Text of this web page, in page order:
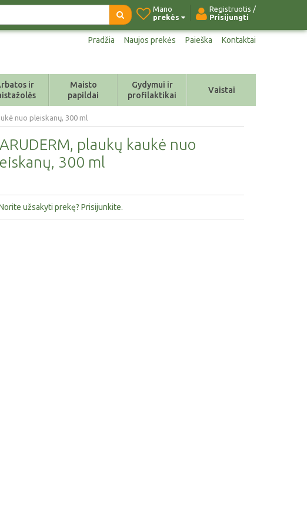
Registruotis /
Prisijungti
Mano
prekės
Pradžia Naujos prekės Paieška Kontaktai
ir
Maisto
papildai
Gydymui ir
profilaktikai
Vaistai
nuo pleiskanų, 300 ml
plaukų kaukė nuo
300 ml
užsakyti prekę? Prisijunkite.